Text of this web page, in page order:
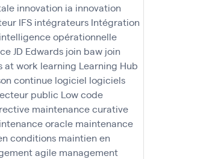
innovation ia innovation
IFS intégrateurs Intégration
intelligence opérationnelle
JD Edwards join baw join
at work learning Learning Hub
continue logiciel logiciels
public Low code
maintenance curative
oracle maintenance
conditions maintien en
agile management